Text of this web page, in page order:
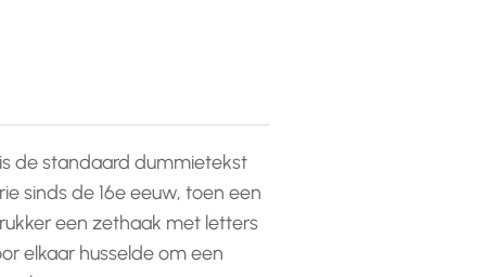
de standaard dummietekst
sinds de 16e eeuw, toen een
een zethaak met letters
elkaar husselde om een